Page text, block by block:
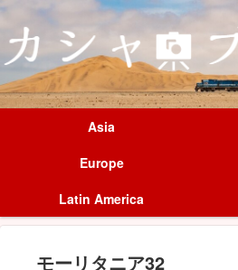
Asia
Europe
Latin America
モーリタニア32